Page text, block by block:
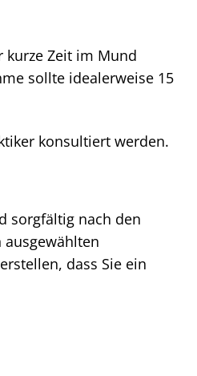
Zeit im Mund
sollte idealerweise 15
konsultiert werden.
sorgfältig nach den
ausgewählten
dass Sie ein